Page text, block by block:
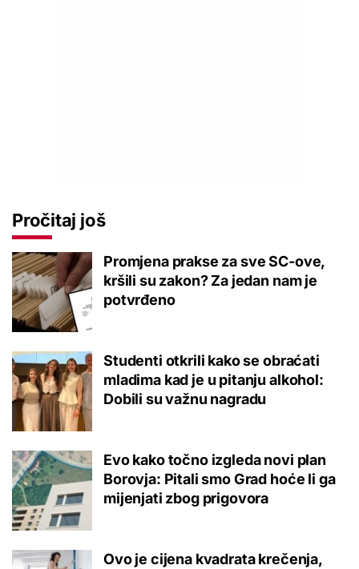
Pročitaj još
Promjena prakse za sve SC-ove,
kršili su zakon? Za jedan nam je
potvrđeno
Studenti otkrili kako se obraćati
mladima kad je u pitanju alkohol:
Dobili su važnu nagradu
Evo kako točno izgleda novi plan
Borovja: Pitali smo Grad hoće li ga
mijenjati zbog prigovora
Ovo je cijena kvadrata krečenja,